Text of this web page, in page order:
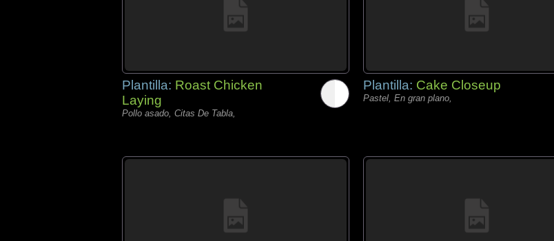
Plantilla: Roast Chicken
Laying
Pollo asado, Citas De Tabla,
Plantilla: Cake Closeup
Pastel, En gran plano,